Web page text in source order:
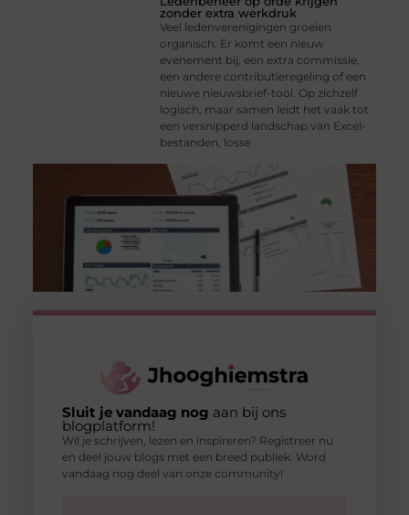
zonder extra werkdruk
Veel ledenverenigingen groeien
organisch. Er komt een nieuw
evenement bij, een extra commissie,
een andere contributieregeling of een
nieuwe nieuwsbrief-tool. Op zichzelf
logisch, maar samen leidt het vaak tot
een versnipperd landschap van Excel-
bestanden, losse
Sluit je vandaag nog aan bij ons
blogplatform!
Wil je schrijven, lezen en inspireren? Registreer nu
en deel jouw blogs met een breed publiek. Word
vandaag nog deel van onze community!